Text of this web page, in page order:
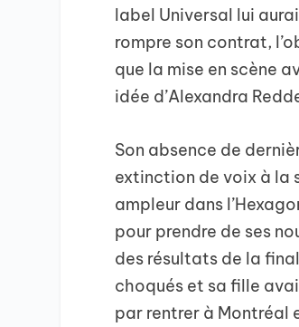
label Universal lui
rompre son contrat,
que la mise en scène
idée d’Alexandra
Son absence de
extinction de voix à la
ampleur dans
pour prendre de ses
des résultats de la
choqués et sa fille
par rentrer à Montréal